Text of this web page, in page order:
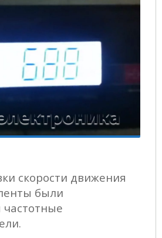
скорости движения
были